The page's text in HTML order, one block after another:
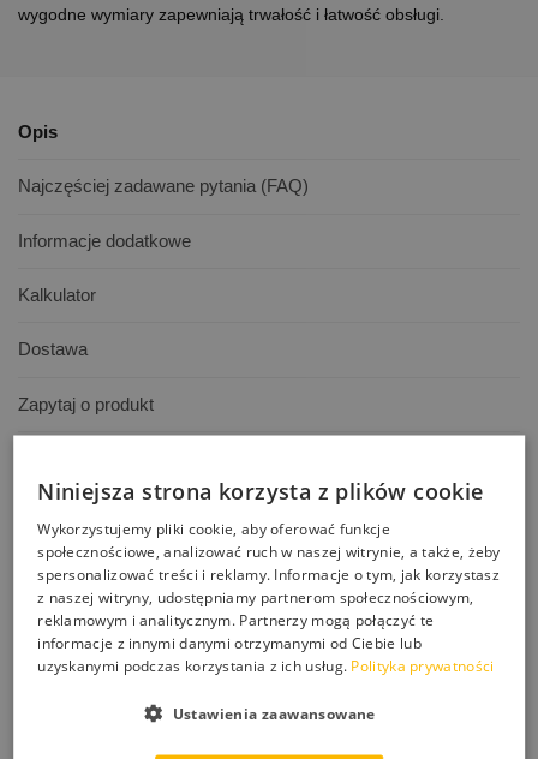
wygodne wymiary zapewniają trwałość i łatwość obsługi.
Opis
Najczęściej zadawane pytania (FAQ)
Informacje dodatkowe
Kalkulator
Dostawa
Zapytaj o produkt
narzędziami stworzonymi do szybkiego i precyzyjnego
aplikowania mas klejących i uszczelniających. Jednym z
wariantów dostępnych na rynku jest wyciskacz tubowy długi do
silikonu, mas w foliach, fug , który oferuje wiele korzyści dla
użytkownika.
Jedną z głównych zalet tego wyciskacza jest jego solidna
konstrukcja. Wykonany z aluminium, zapewnia trwałość i
obaw o uszkodzenia czy awarie. Materiał ten jest również lekki, co
Niniejsza strona korzysta z plików cookie
Wykorzystujemy pliki cookie, aby oferować funkcje
społecznościowe, analizować ruch w naszej witrynie, a także, żeby
spersonalizować treści i reklamy. Informacje o tym, jak korzystasz
z naszej witryny, udostępniamy partnerom społecznościowym,
reklamowym i analitycznym. Partnerzy mogą połączyć te
informacje z innymi danymi otrzymanymi od Ciebie lub
uzyskanymi podczas korzystania z ich usług. Polityka prywatności
Ustawienia zaawansowane